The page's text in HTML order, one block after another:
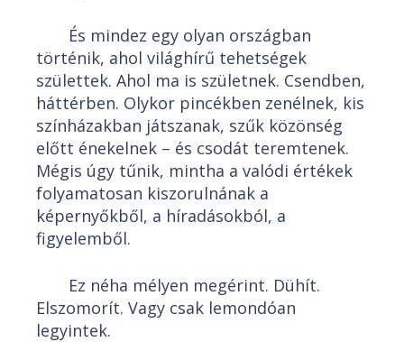
És mindez egy olyan országban
történik, ahol világhírű tehetségek
születtek. Ahol ma is születnek. Csendben,
háttérben. Olykor pincékben zenélnek, kis
színházakban játszanak, szűk közönség
előtt énekelnek – és csodát teremtenek.
Mégis úgy tűnik, mintha a valódi értékek
folyamatosan kiszorulnának a
képernyőkből, a híradásokból, a
figyelemből.
Ez néha mélyen megérint. Dühít.
Elszomorít. Vagy csak lemondóan
legyintek.